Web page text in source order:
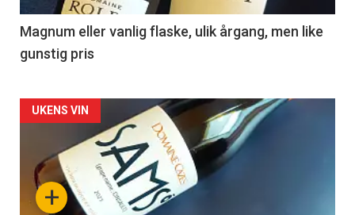
3
Magnum eller vanlig flaske, ulik årgang, men like
gunstig pris
Forsiden
akkurat
nå+
UKENS VIN